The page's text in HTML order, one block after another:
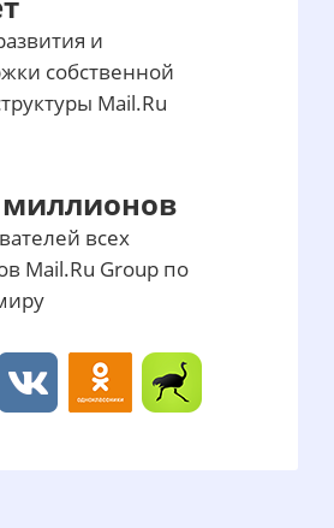
и
собственной
Mail.Ru
миллионов
всех
Mail.Ru Group по